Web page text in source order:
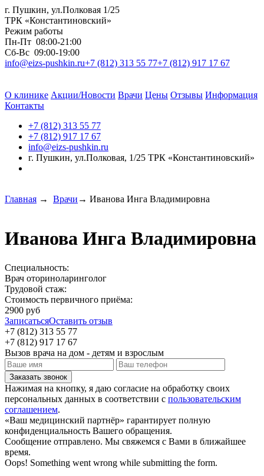
г. Пушкин, ул.Полковая 1/25
ТРК «Константиновский»
Режим работы
Пн-Пт 08:00-21:00
Сб-Вс 09:00-19:00
info@eizs-pushkin.ru+7 (812) 313 55 77+7 (812) 917 17 67
О клинике Акции/Новости Врачи Цены Отзывы Информация
Контакты
+7 (812) 313 55 77
+7 (812) 917 17 67
info@eizs-pushkin.ru
г. Пушкин, ул.Полковая, 1/25 ТРК «Константиновский»
Главная → Врачи → Иванова Инга Владимировна
Иванова Инга Владимировна
Специальность:
Врач оториноларинголог
Трудовой стаж:
Стоимость первичного приёма:
2900 руб
ЗаписатьсяОставить отзыв
+7 (812) 313 55 77
+7 (812) 917 17 67
Вызов врача на дом - детям и взрослым
Нажимая на кнопку, я даю согласие на обработку своих
персональных данных в соответствии с пользовательским
соглашением.
«Ваш медицинский партнёр» гарантирует полную
конфиденциальность Вашего обращения.
Сообщение отправлено. Мы свяжемся с Вами в ближайшее
время.
Oops! Something went wrong while submitting the form.